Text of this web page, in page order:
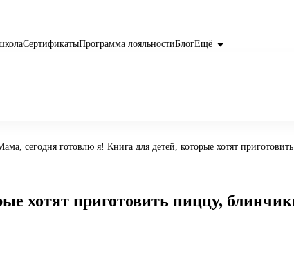
СертификатыПрограмма лояльностиБлогЕщё
сегодня готовлю я! Книга для детей, которые хотят
хотят приготовить пиццу,